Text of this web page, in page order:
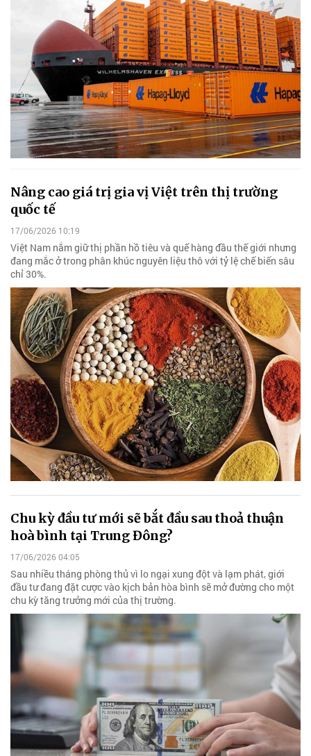
Nâng cao giá trị gia vị Việt trên thị trường
quốc tế
17/06/2026 10:19
Việt Nam nắm giữ thị phần hồ tiêu và quế hàng đầu thế giới nhưng
đang mắc ở trong phân khúc nguyên liệu thô với tỷ lệ chế biến sâu
chỉ 30%.
Chu kỳ đầu tư mới sẽ bắt đầu sau thoả thuận
hoà bình tại Trung Đông?
17/06/2026 04:05
Sau nhiều tháng phòng thủ vì lo ngại xung đột và lạm phát, giới
đầu tư đang đặt cược vào kịch bản hòa bình sẽ mở đường cho một
chu kỳ tăng trưởng mới của thị trường.